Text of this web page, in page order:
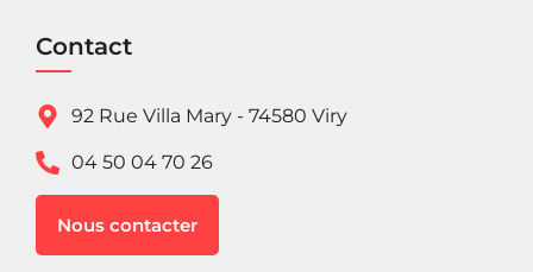
Contact
92 Rue Villa Mary - 74580 Viry
04 50 04 70 26
Nous contacter